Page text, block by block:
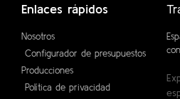
Enlaces rápidos
Nosotros
Configurador de presupuestos
Producciones
Política de privacidad